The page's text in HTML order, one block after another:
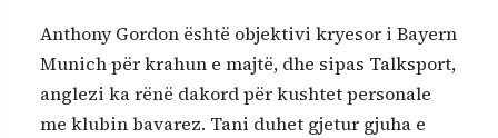
Anthony Gordon është objektivi kryesor i Bayern
Munich për krahun e majtë, dhe sipas Talksport,
anglezi ka rënë dakord për kushtet personale
me klubin bavarez. Tani duhet gjetur gjuha e